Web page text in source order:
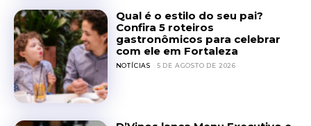
Qual é o estilo do seu pai?
Confira 5 roteiros
gastronômicos para celebrar
com ele em Fortaleza
NOTÍCIAS 5 DE AGOSTO DE 2026